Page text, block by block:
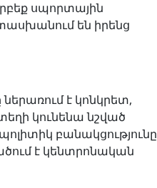
սպորտային
են իրենց
է կոնկրետ,
կունենա նշված
բանակցությունը
է կենտրոնական